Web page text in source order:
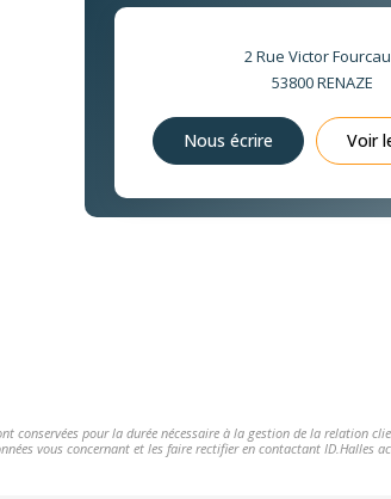
2 Rue Victor
53800RENAZE
Nous écrire Voir
pour la durée nécessaire à la gestion de la relation
vous concernant et les faire rectifier en contactant ID.Halles